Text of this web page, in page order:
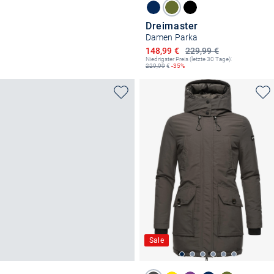
Dreimaster
Damen Parka
229,99 €
Ermäßigter Preis
148,99 €
Niedrigster Preis (letzte 30 Tage):
229,99€ -35%
Sale